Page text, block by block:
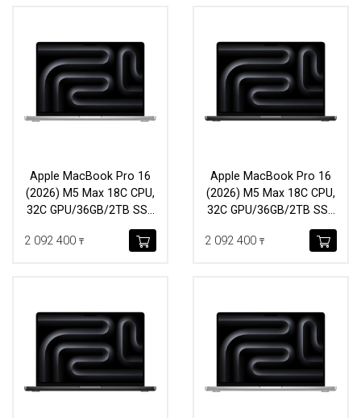
Apple MacBook Pro 16
(2026) M5 Max 18C CPU,
32C GPU/36GB/2TB SSD
2 092 400 ₸
Apple MacBook Pro 16
(2026) M5 Max 18C CPU,
32C GPU/36GB/2TB SSD
(MGED4) Space Black
2 092 400 ₸